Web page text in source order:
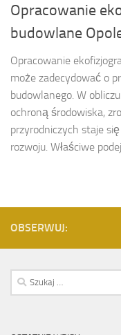
Opracowanie
budowlane
Opracowanie
może zadecydować o
budowlanego. W
ochroną środowiska,
przyrodniczych staje
rozwoju. Właściwe
OBSERWUJ:
Szukaj: